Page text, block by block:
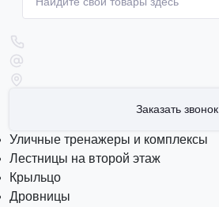
Заказать звонок
Уличные тренажеры и комплексы
Лестницы на второй этаж
Крыльцо
Дровницы